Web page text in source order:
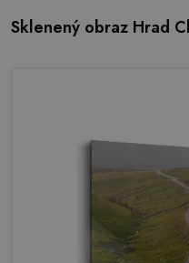
Sklenený obraz Hrad